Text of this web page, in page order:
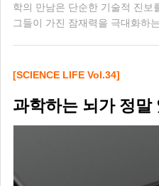
학의 만남은 단순한 기술적 진보
그들이 가진 잠재력을 극대화하
[SCIENCE LIFE Vol.34]
과학하는 뇌가 정말